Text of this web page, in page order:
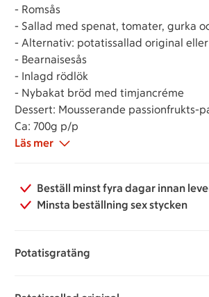
- Romsås
- Sallad med spenat, tomater, gurka
- Alternativ: potatissallad original
- Bearnaisesås
- Inlagd rödlök
- Nybakat bröd med timjancréme
Dessert: Mousserande passionfrukts-
Ca: 700g p/p
Läs mer
Beställ minst fyra dagar innan
Minsta beställning sex stycken
Potatisgratäng
207.20 kronor per portion